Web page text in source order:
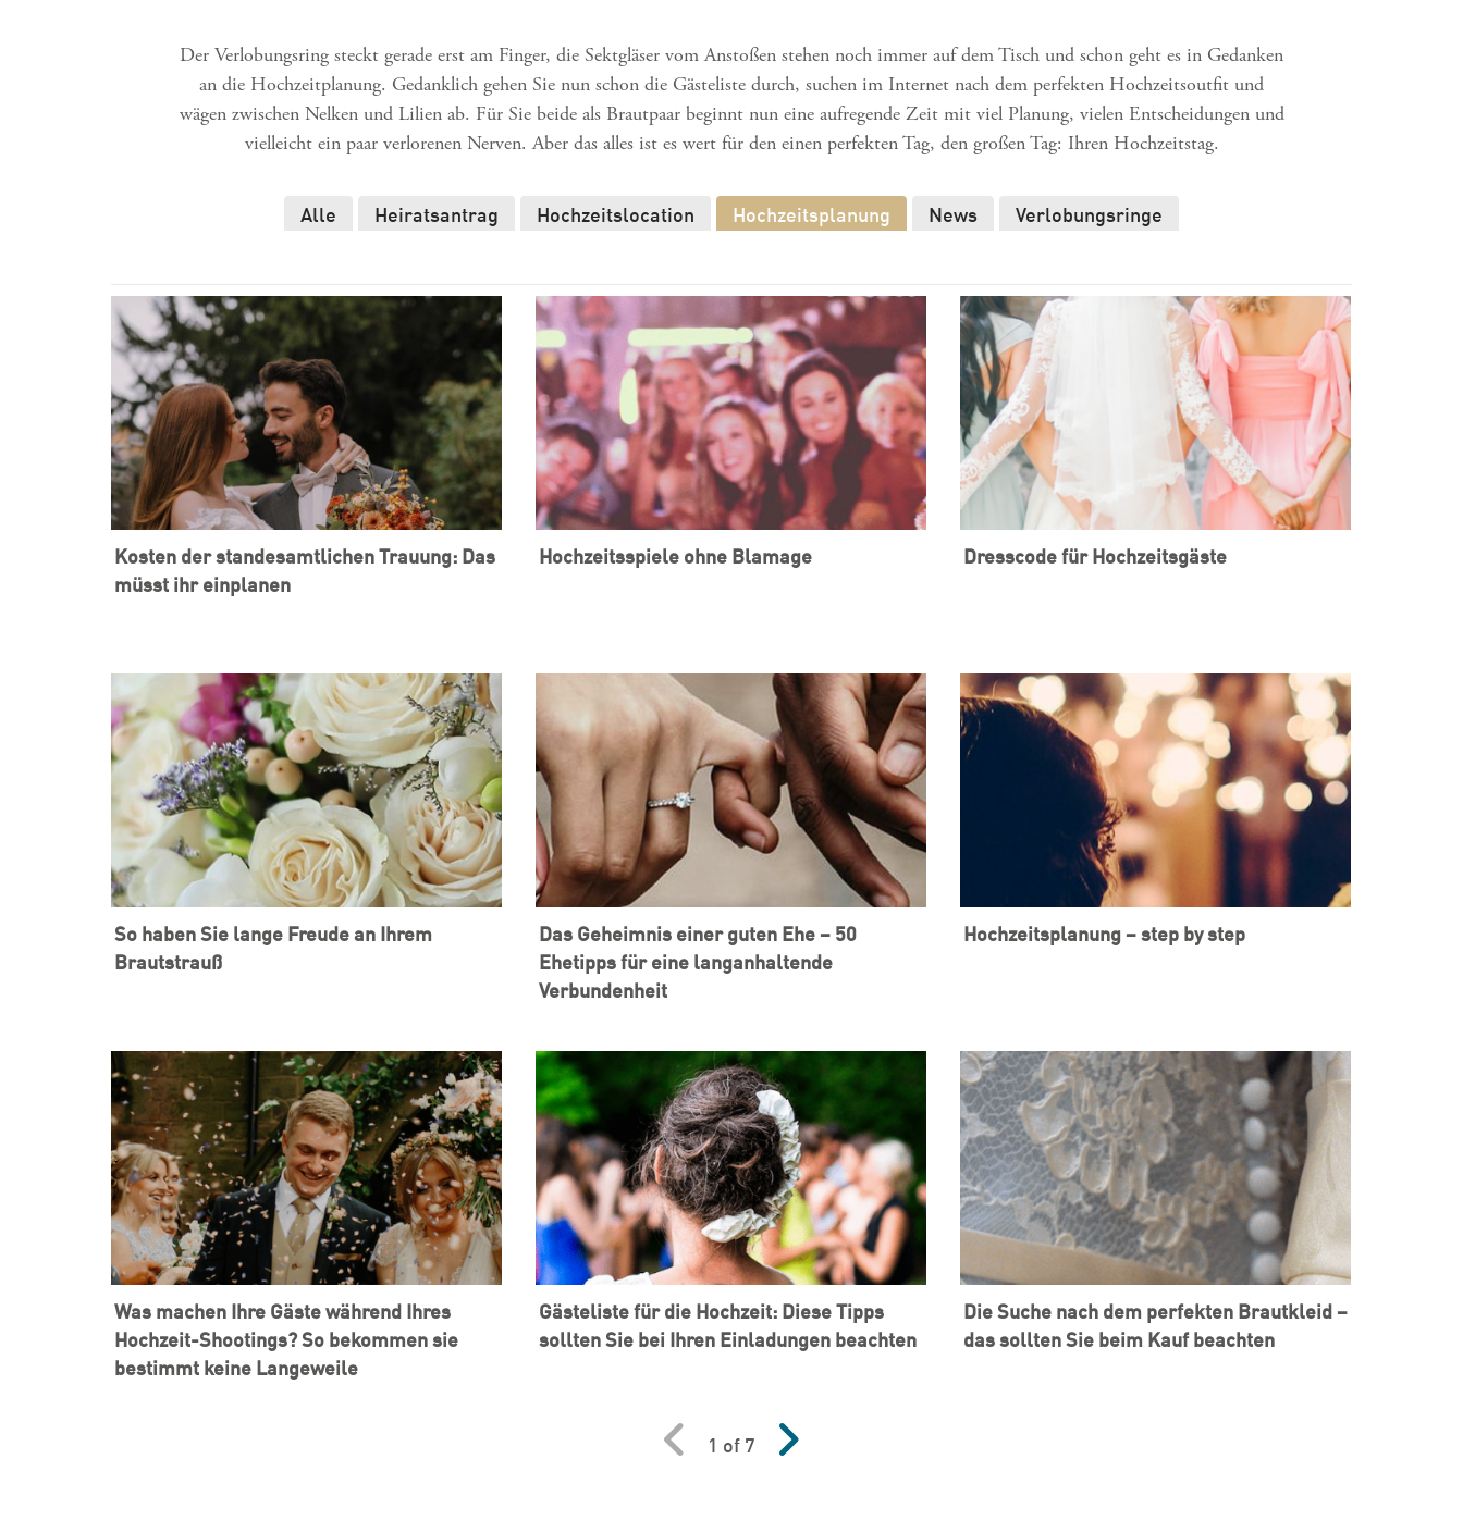
Der Verlobungsring steckt gerade erst am Finger, die Sektgläser vom Anstoßen stehen noch immer auf dem Tisch und schon geht es in Gedanken
an die Hochzeitplanung. Gedanklich gehen Sie nun schon die Gästeliste durch, suchen im Internet nach dem perfekten Hochzeitsoutfit und
wägen zwischen Nelken und Lilien ab. Für Sie beide als Brautpaar beginnt nun eine aufregende Zeit mit viel Planung, vielen Entscheidungen und
vielleicht ein paar verlorenen Nerven. Aber das alles ist es wert für den einen perfekten Tag, den großen Tag: Ihren Hochzeitstag.
Alle Heiratsantrag Hochzeitslocation Hochzeitsplanung News Verlobungsringe
Kosten der standesamtlichen Trauung: Das
müsst ihr einplanen
Hochzeitsspiele ohne Blamage Dresscode für Hochzeitsgäste
So haben Sie lange Freude an Ihrem
Brautstrauß
Das Geheimnis einer guten Ehe – 50
Ehetipps für eine langanhaltende
Verbundenheit
Hochzeitsplanung – step by step
Was machen Ihre Gäste während Ihres
Hochzeit-Shootings? So bekommen sie
bestimmt keine Langeweile
Gästeliste für die Hochzeit: Diese Tipps
sollten Sie bei Ihren Einladungen beachten
Die Suche nach dem perfekten Brautkleid –
das sollten Sie beim Kauf beachten
1 of 7